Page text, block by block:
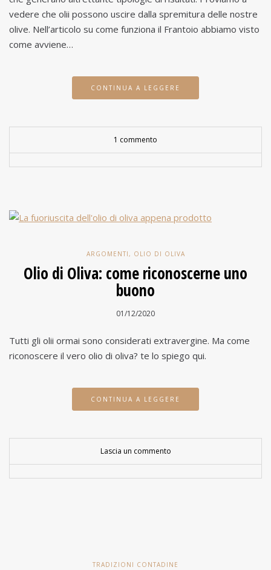
vedere che olii possono uscire dalla spremitura delle nostre
olive. Nell’articolo su come funziona il Frantoio abbiamo visto
come avviene…
CONTINUA A LEGGERE
1 commento
ARGOMENTI, OLIO DI OLIVA
Olio di Oliva: come riconoscerne uno
buono
01/12/2020
Tutti gli olii ormai sono considerati extravergine. Ma come
riconoscere il vero olio di oliva? te lo spiego qui.
CONTINUA A LEGGERE
Lascia un commento
TRADIZIONI CONTADINE